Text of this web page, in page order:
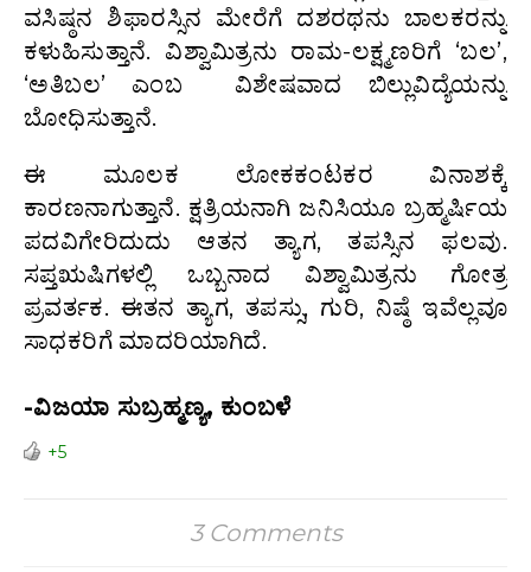
ವಸಿಷ್ಠನ ಶಿಫಾರಸ್ಸಿನ ಮೇರೆಗೆ ದಶರಥನು ಬಾಲಕರನ್ನು
ಕಳುಹಿಸುತ್ತಾನೆ. ವಿಶ್ವಾಮಿತ್ರನು ರಾಮ-ಲಕ್ಷ್ಮಣರಿಗೆ ‘ಬಲ’,
‘ಅತಿಬಲ’ ಎಂಬ ವಿಶೇಷವಾದ ಬಿಲ್ಲುವಿದ್ಯೆಯನ್ನು
ಬೋಧಿಸುತ್ತಾನೆ.
ಈ ಮೂಲಕ ಲೋಕಕಂಟಕರ ವಿನಾಶಕ್ಕೆ
ಕಾರಣನಾಗುತ್ತಾನೆ. ಕ್ಷತ್ರಿಯನಾಗಿ ಜನಿಸಿಯೂ ಬ್ರಹ್ಮರ್ಷಿಯ
ಪದವಿಗೇರಿದುದು ಆತನ ತ್ಯಾಗ, ತಪಸ್ಸಿನ ಫಲವು.
ಸಪ್ತಋಷಿಗಳಲ್ಲಿ ಒಬ್ಬನಾದ ವಿಶ್ವಾಮಿತ್ರನು ಗೋತ್ರ
ಪ್ರವರ್ತಕ. ಈತನ ತ್ಯಾಗ, ತಪಸ್ಸು, ಗುರಿ, ನಿಷ್ಠೆ ಇವೆಲ್ಲವೂ
ಸಾಧಕರಿಗೆ ಮಾದರಿಯಾಗಿದೆ.
-ವಿಜಯಾ ಸುಬ್ರಹ್ಮಣ್ಯ, ಕುಂಬಳೆ
+5
3 Comments